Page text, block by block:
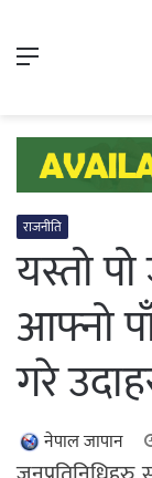
Menu
राजनीति
यस्तो
आफ्नो
गरे
नेपाल जापान